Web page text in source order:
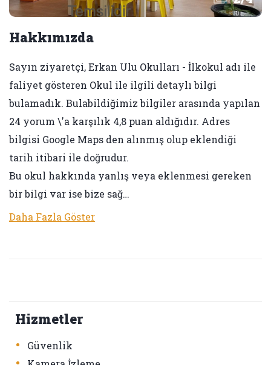
Hakkımızda
Sayın ziyaretçi, Erkan Ulu Okulları - İlkokul adı ile
faliyet gösteren Okul ile ilgili detaylı bilgi
bulamadık. Bulabildiğimiz bilgiler arasında yapılan
24 yorum \'a karşılık 4,8 puan aldığıdır. Adres
bilgisi Google Maps den alınmış olup eklendiği
tarih itibari ile doğrudur.
Bu okul hakkında yanlış veya eklenmesi gereken
bir bilgi var ise bize sağ…
Daha Fazla Göster
Hizmetler
• Güvenlik